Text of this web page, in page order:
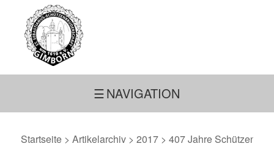
NAVIGATION
Startseite> Artikelarchiv> 2017> 407 Jahre Schützenfest